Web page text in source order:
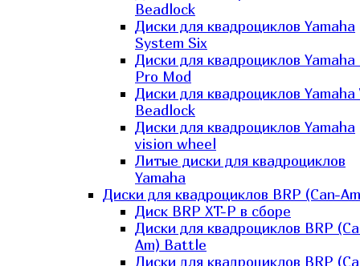
Beadlock
Диски для квадроциклов Yamaha
System Six
Диски для квадроциклов Yamaha
Pro Mod
Диски для квадроциклов Yamaha
Beadlock
Диски для квадроциклов Yamaha
vision wheel
Литые диски для квадроциклов
Yamaha
Диски для квадроциклов BRP (Can-
Диск BRP XT-P в сборе
Диски для квадроциклов BRP
Am) Battle
Диски для квадроциклов BRP